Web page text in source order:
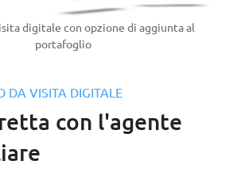
DA VISITA DIGITALE
con l'agente
digitale con opzione di aggiunta al
portafoglio